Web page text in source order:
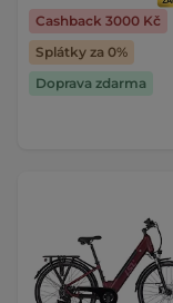
Cashback 3000 Kč
Splátky za 0%
Doprava zdarma